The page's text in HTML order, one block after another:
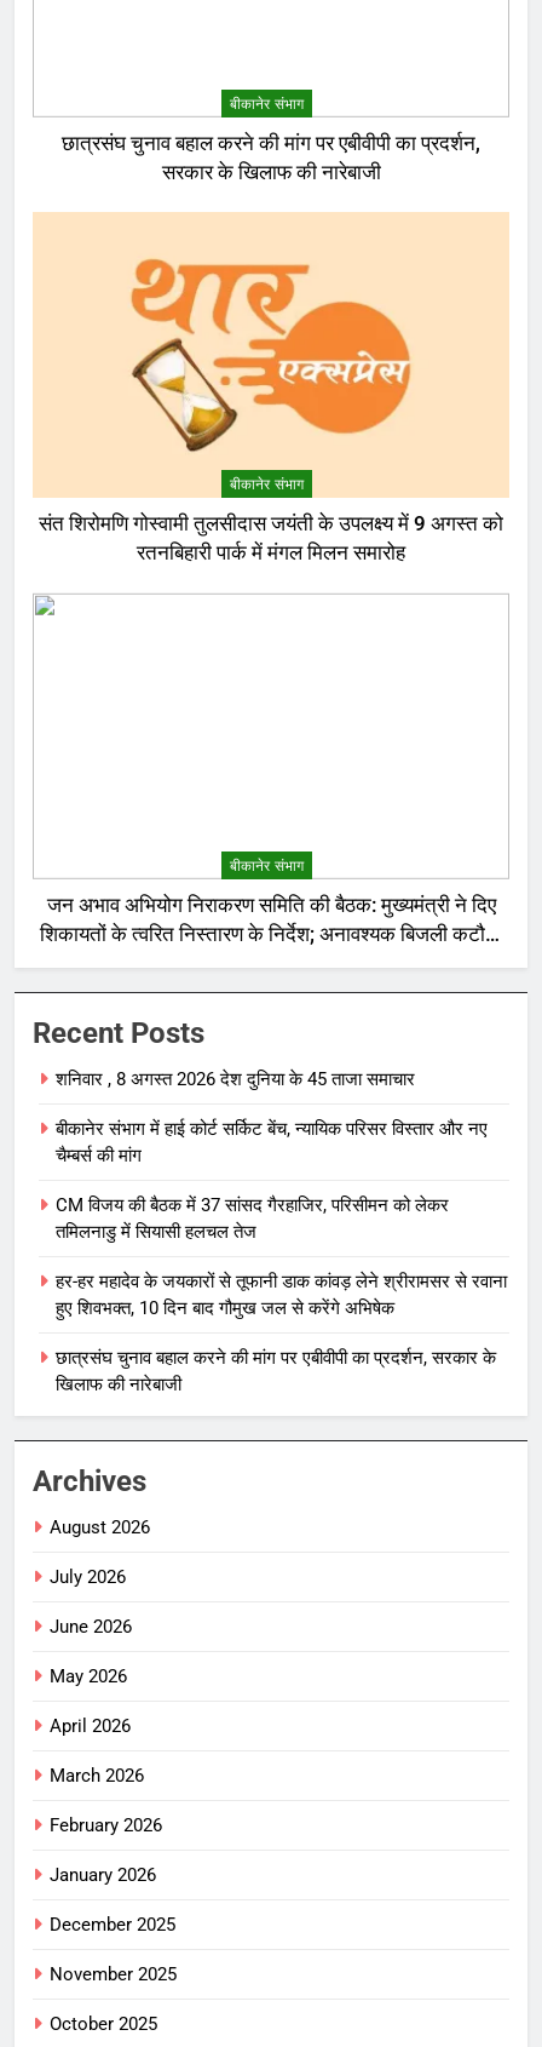
बीकानेर संभाग
छात्रसंघ चुनाव बहाल करने की मांग पर एबीवीपी का प्रदर्शन,
सरकार के खिलाफ की नारेबाजी
बीकानेर संभाग
संत शिरोमणि गोस्वामी तुलसीदास जयंती के उपलक्ष्य में 9 अगस्त को
रतनबिहारी पार्क में मंगल मिलन समारोह
बीकानेर संभाग
जन अभाव अभियोग निराकरण समिति की बैठक: मुख्यमंत्री ने दिए
शिकायतों के त्वरित निस्तारण के निर्देश; अनावश्यक बिजली कटौती
पर सख्त रुख
Recent Posts
शनिवार , 8 अगस्त 2026 देश दुनिया के 45 ताजा समाचार
बीकानेर संभाग में हाई कोर्ट सर्किट बेंच, न्यायिक परिसर विस्तार और नए
चैम्बर्स की मांग
CM विजय की बैठक में 37 सांसद गैरहाजिर, परिसीमन को लेकर
तमिलनाडु में सियासी हलचल तेज
हर-हर महादेव के जयकारों से तूफानी डाक कांवड़ लेने श्रीरामसर से रवाना
हुए शिवभक्त, 10 दिन बाद गौमुख जल से करेंगे अभिषेक
छात्रसंघ चुनाव बहाल करने की मांग पर एबीवीपी का प्रदर्शन, सरकार के
खिलाफ की नारेबाजी
Archives
August 2026
July 2026
June 2026
May 2026
April 2026
March 2026
February 2026
January 2026
December 2025
November 2025
October 2025